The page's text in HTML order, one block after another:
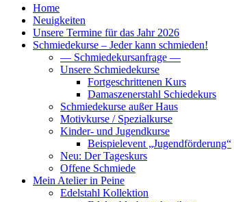
Zum
Inhalt
springen
Home
Neuigkeiten
Unsere Termine für das Jahr 2026
Schmiedekurse – Jeder kann schmieden!
— Schmiedekursanfrage —
Unsere Schmiedekurse
Fortgeschrittenen Kurs
Damaszenerstahl Schiedekurs
Schmiedekurse außer Haus
Motivkurse / Spezialkurse
Kinder- und Jugendkurse
Beispielevent „Jugendförderung“
Neu: Der Tageskurs
Offene Schmiede
Mein Atelier in Peine
Edelstahl Kollektion